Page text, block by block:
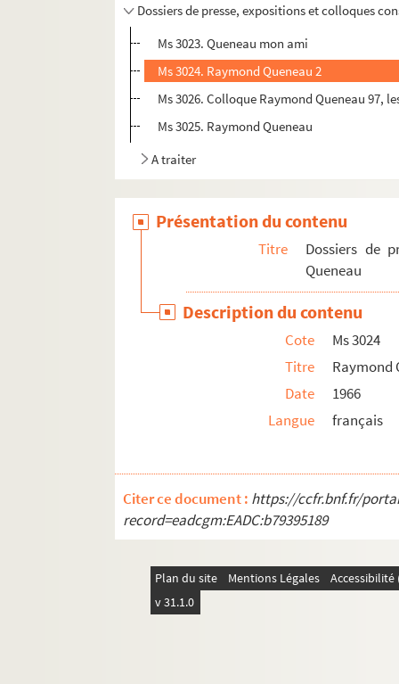
Dossiers de presse, expositions et colloques
Ms 3023. Queneau mon ami
Ms 3024. Raymond Queneau 2
Ms 3026. Colloque Raymond Queneau 97,
Ms 3025. Raymond Queneau
A traiter
Présentation du contenu
Titre
Dossiers de
Queneau
Description du contenu
Cote
Ms 3024
Titre
Raymond
Date
1966
Langue
français
Citer ce document : https://ccfr.bnf.fr/
record=eadcgm:EADC:b79395189
Plan du site Mentions Légales
v 31.1.0